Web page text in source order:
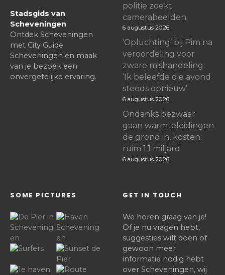
Stadsgids van
Scheveningen
Ontdek Scheveningen
met City Guide
Scheveningen en maak
van je bezoek een
onvergetelijke ervaring.
politie zoekt
camerabeelden
6 augustus 2026
‘Opluchting’ bij Pim na
veroordeling voor
zware mishandeling:
‘Ik beleefde die avond
steeds opnieuw’
6 augustus 2026
Ondanks bezwaar
gaan warmteleidingen
de grond in, kosten:
ruim 1,1 miljard
6 augustus 2026
SOME PICTURES GET IN TOUCH
We horen graag van je!
Of je nu vragen hebt,
suggesties wilt doen of
gewoon meer
informatie nodig hebt
over Scheveningen, wij